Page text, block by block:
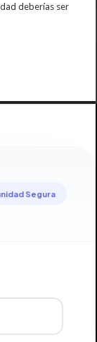
deberías ser
Segura